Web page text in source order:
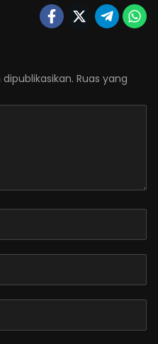
Ruas yang